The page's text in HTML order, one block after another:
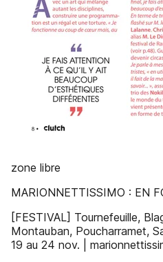
zone libre
MARIONNETTISSIMO : EN
[FESTIVAL] Tournefeuille,
Montauban, Poucharramet,
19 au 24 nov. |